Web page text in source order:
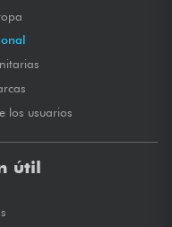
los usuarios
útil